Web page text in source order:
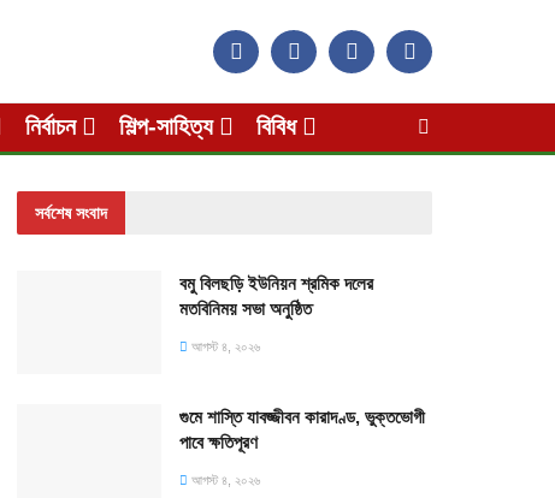
নির্বাচন শিল্প-সাহিত্য বিবিধ
সর্বশেষ সংবাদ
বমু বিলছড়ি ইউনিয়ন শ্রমিক দলের
মতবিনিময় সভা অনুষ্ঠিত
আগস্ট ৪, ২০২৬
গুমে শাস্তি যাবজ্জীবন কারাদণ্ড, ভুক্তভোগী
পাবে ক্ষতিপূরণ
আগস্ট ৪, ২০২৬